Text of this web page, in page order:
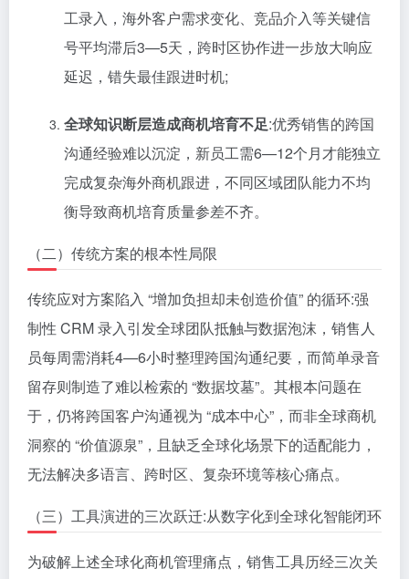
工录入，海外客户需求变化、竞品介入等关键信
号平均滞后3—5天，跨时区协作进一步放大响应
延迟，错失最佳跟进时机;
全球知识断层造成商机培育不足:优秀销售的跨国
沟通经验难以沉淀，新员工需6—12个月才能独立
完成复杂海外商机跟进，不同区域团队能力不均
衡导致商机培育质量参差不齐。
（二）传统方案的根本性局限
传统应对方案陷入 “增加负担却未创造价值” 的循环:强
制性 CRM 录入引发全球团队抵触与数据泡沫，销售人
员每周需消耗4—6小时整理跨国沟通纪要，而简单录音
留存则制造了难以检索的 “数据坟墓”。其根本问题在
于，仍将跨国客户沟通视为 “成本中心”，而非全球商机
洞察的 “价值源泉”，且缺乏全球化场景下的适配能力，
无法解决多语言、跨时区、复杂环境等核心痛点。
（三）工具演进的三次跃迁:从数字化到全球化智能闭环
为破解上述全球化商机管理痛点，销售工具历经三次关